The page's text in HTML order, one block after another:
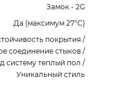
Замок - 2G
Да (максимум 27°C)
покрытия /
соединение стыков /
систему теплый пол /
Уникальный стиль